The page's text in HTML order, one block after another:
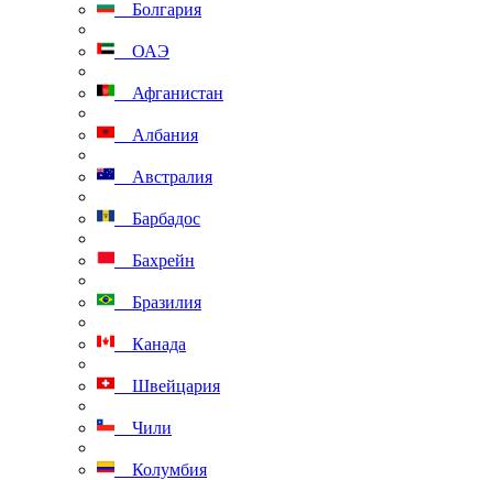
Болгария
ОАЭ
Афганистан
Албания
Австралия
Барбадос
Бахрейн
Бразилия
Канада
Швейцария
Чили
Колумбия